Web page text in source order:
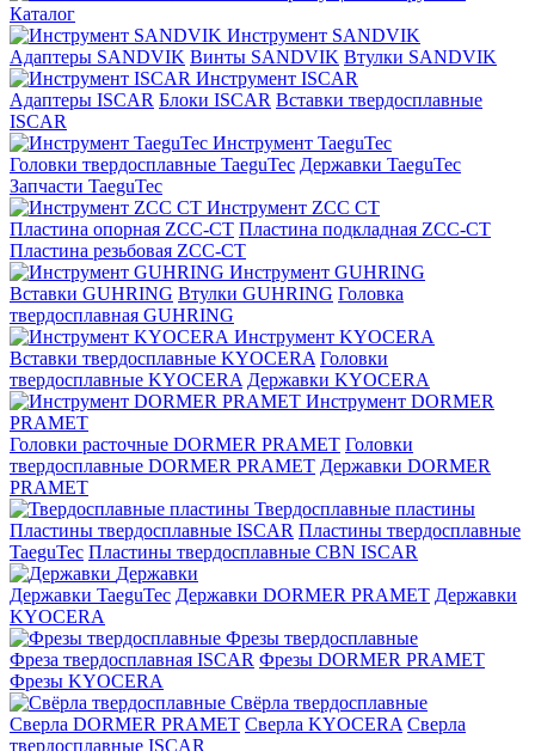
Каталог
Инструмент SANDVIK
Адаптеры SANDVIK Винты SANDVIK Втулки SANDVIK
Инструмент ISCAR
Адаптеры ISCAR Блоки ISCAR Вставки твердосплавные
ISCAR
Инструмент TaeguTec
Головки твердосплавные TaeguTec Державки TaeguTec
Запчасти TaeguTec
Инструмент ZCС CT
Пластина опорная ZCC-CT Пластина подкладная ZCC-CT
Пластина резьбовая ZCC-CT
Инструмент GUHRING
Вставки GUHRING Втулки GUHRING Головка
твердосплавная GUHRING
Инструмент KYOCERA
Вставки твердосплавные KYOCERA Головки
твердосплавные KYOCERA Державки KYOCERA
Инструмент DORMER
PRAMET
Головки расточные DORMER PRAMET Головки
твердосплавные DORMER PRAMET Державки DORMER
PRAMET
Твердосплавные пластины
Пластины твердосплавные ISCAR Пластины твердосплавные
TaeguTec Пластины твердосплавные CBN ISCAR
Державки
Державки TaeguTec Державки DORMER PRAMET Державки
KYOCERA
Фрезы твердосплавные
Фреза твердосплавная ISCAR Фрезы DORMER PRAMET
Фрезы KYOCERA
Свёрла твердосплавные
Сверла DORMER PRAMET Сверла KYOCERA Сверла
твердосплавные ISCAR